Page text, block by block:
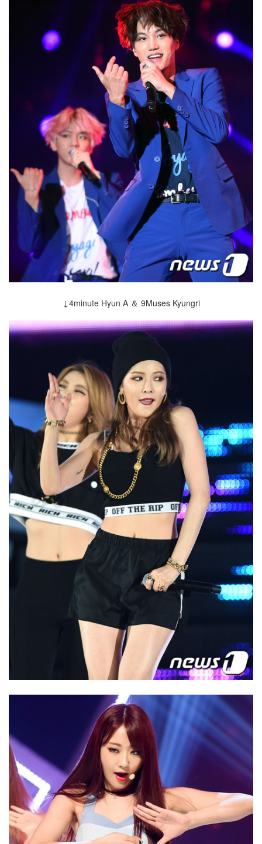
↓4minute Hyun A ＆ 9Muses Kyungri